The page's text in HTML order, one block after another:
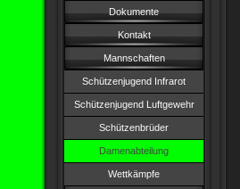
Dokumente
Kontakt
Mannschaften
Schützenjugend Infrarot
Schützenjugend Luftgewehr
Schützenbrüder
Damenabteilung
Wettkämpfe